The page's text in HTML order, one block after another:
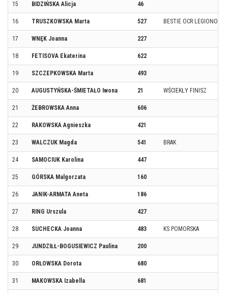
15 BIDZIŃSKA Alicja 46
16 TRUSZKOWSKA Marta 527 BESTIE OCR LEGIONOWO
17 WNĘK Joanna 227
18 FETISOVA Ekaterina 622
19 SZCZEPKOWSKA Marta 493
20 AUGUSTYŃSKA-ŚMIETAŁO Iwona 21 WŚCIEKŁY FINISZ
21 ŻEBROWSKA Anna 606
22 RAKOWSKA Agnieszka 421
23 WALCZUK Magda 541 BRAK
24 SAMOCIUK Karolina 447
25 GÓRSKA Malgorzata 160
26 JANIK-ARMATA Aneta 186
27 RING Urszula 427
28 SUCHECKA Joanna 483 KS POMORSKA
29 JUNDZIŁŁ-BOGUSIEWICZ Paulina 200
30 ORŁOWSKA Dorota 680
31 MAKOWSKA Izabella 681